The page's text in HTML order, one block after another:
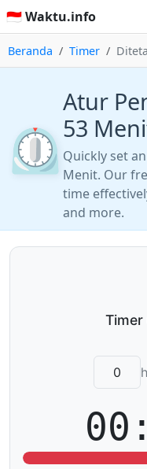
🇮🇩 Waktu.info
Beranda Timer
⏲️
Atur
53
Quickly set
Menit. Our
time
and more.
h